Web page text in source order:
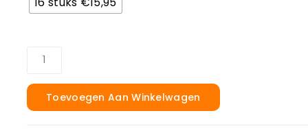
Toevoegen Aan Winkelwagen